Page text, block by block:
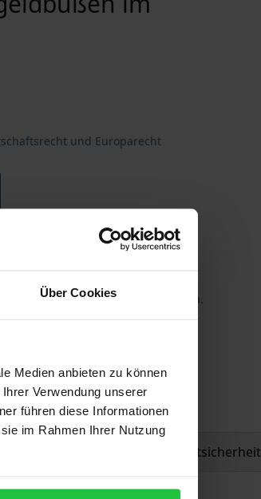
Über Cookies
Medien anbieten zu können
Verwendung unserer
führen diese Informationen
im Rahmen Ihrer Nutzung
und Europarecht
die MwSt. an der Kasse variieren.
Produktsicherheit